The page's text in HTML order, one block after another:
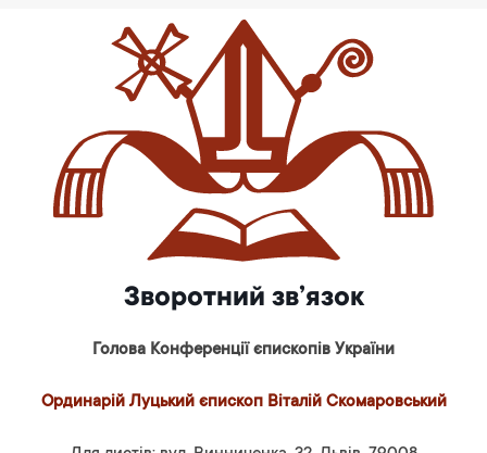
Зворотний зв’язок
Голова Конференції єпископів України
Ординарій Луцький єпископ Віталій Скомаровський